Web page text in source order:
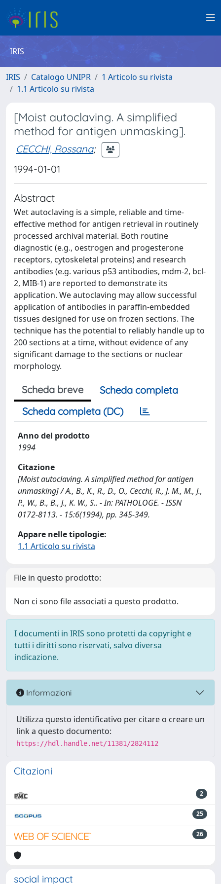
IRIS
IRIS Catalogo UNIPR
1 Articolo su rivista
1.1 Articolo su rivista
[Moist autoclaving. A simplified
method for antigen unmasking].
CECCHI, Rossana;
1994-01-01
Abstract
Wet autoclaving is a simple, reliable and time-
effective method for antigen retrieval in routinely
processed archival material. Both routine
diagnostic (e.g., oestrogen and progesterone
receptors, cytoskeletal proteins) and research
antibodies (e.g. various p53 antibodies, mdm-2, bcl-
2, MIB-1) are reported to demonstrate its
application. We autoclaving may allow successful
application of antibodies in paraffin-embedded
tissues designed for use on frozen sections. The
technique has the potential to reliably handle up to
200 sections at a time, without evidence of any
significant damage to the sections or nuclear
morphology.
Scheda breve
Scheda completa
Scheda completa (DC)
Anno del prodotto
1994
Citazione
[Moist autoclaving. A simplified method for antigen
unmasking] / A., B., K., R., D., O., Cecchi, R., J. M., M., J.,
P., W., B., B., J., K. W., S.. - In: PATHOLOGE. - ISSN
0172-8113. - 15:6(1994), pp. 345-349.
Appare nelle tipologie:
1.1 Articolo su rivista
File in questo prodotto:
Non ci sono file associati a questo prodotto.
I documenti in IRIS sono protetti da copyright e
tutti i diritti sono riservati, salvo diversa
indicazione.
Informazioni
Utilizza questo identificativo per citare o creare un
link a questo documento:
https://hdl.handle.net/11381/2824112
Citazioni
2
25
26
social impact